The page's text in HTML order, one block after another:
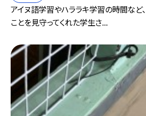
アイヌ語学習やハララキ学習の時間など
ことを見守ってくれた学生さ...